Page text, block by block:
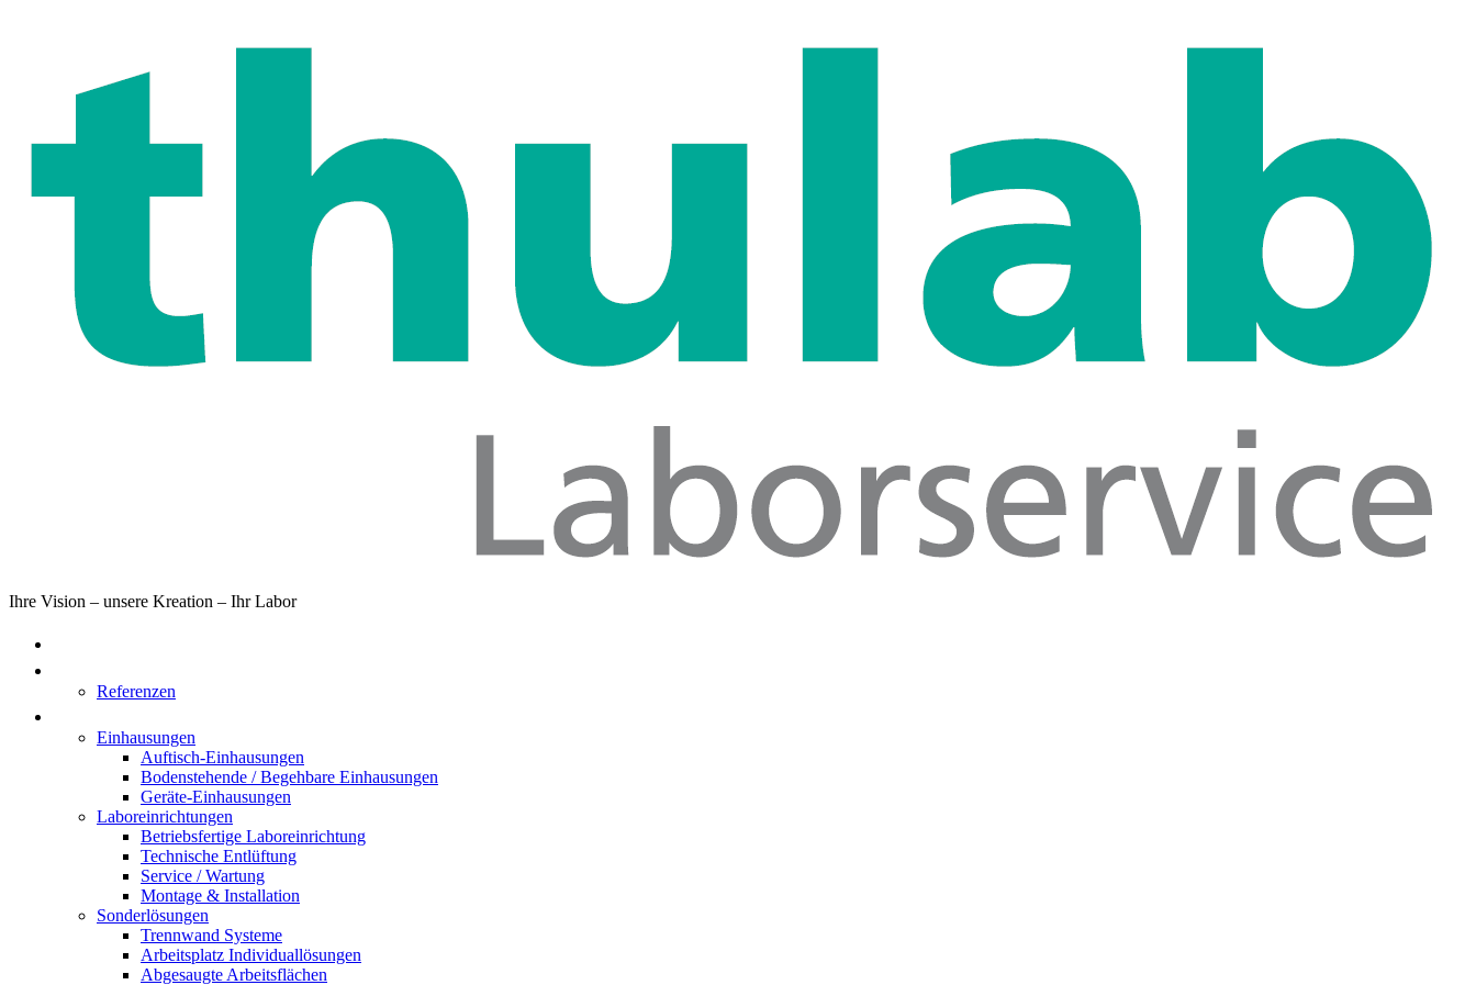
Ihre Vision – unsere Kreation – Ihr Labor
Referenzen
Einhausungen
Auftisch-Einhausungen
Bodenstehende / Begehbare Einhausungen
Geräte-Einhausungen
Laboreinrichtungen
Betriebsfertige Laboreinrichtung
Technische Entlüftung
Service / Wartung
Montage & Installation
Sonderlösungen
Trennwand Systeme
Arbeitsplatz Individuallösungen
Abgesaugte Arbeitsflächen